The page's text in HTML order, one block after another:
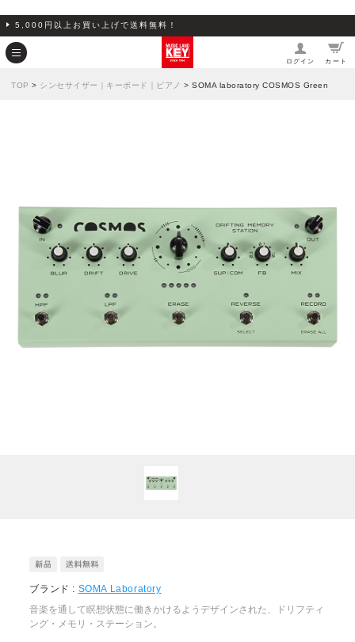
5,000円以上お買い上げで送料無料！
ログイン カート
TOP > シンセサイザー｜キーボード｜ピアノ > SOMA laboratory COSMOS Green
ブランド : SOMA Laboratory
音楽を通して瞑想状態に働きかけるようデザインされた、ドリフティ
ング・メモリ・ステーション。